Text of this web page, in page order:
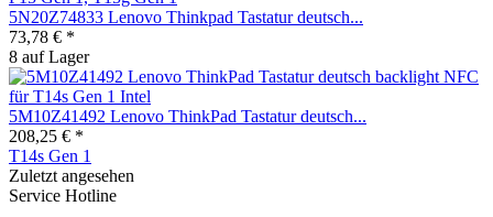
5N20Z74833 Lenovo Thinkpad Tastatur deutsch...
73,78 € *
8 auf Lager
5M10Z41492 Lenovo ThinkPad Tastatur deutsch...
208,25 € *
T14s Gen 1
Zuletzt angesehen
Service Hotline